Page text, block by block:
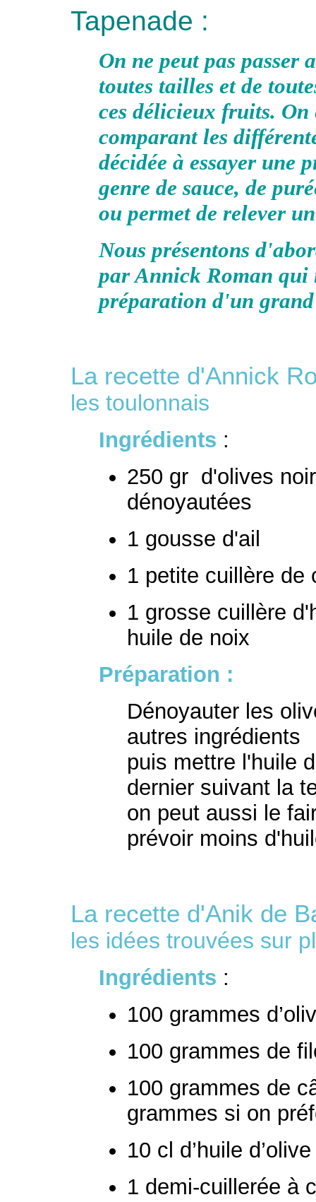
Tapenade :
On ne peut pas passer
toutes tailles et de
ces délicieux fruits.
comparant les
décidée à essayer une
genre de sauce, de
ou permet de relever
Nous présentons
par Annick Roman qui
préparation d'un
La recette d'Annick
les toulonnais
Ingrédients :
250 gr d'olives
dénoyautées
1 gousse d'ail
1 petite cuillère de
1 grosse cuillère
huile de noix
Préparation :
Dénoyauter les
autres ingrédients
puis mettre l'huile
dernier suivant la
on peut aussi le
prévoir moins
La recette d'Anik de
les idées trouvées sur
Ingrédients :
100 grammes
100 grammes de
100 grammes de
grammes si on
10 cl d’huile d’olive
1 demi-cuillerée à